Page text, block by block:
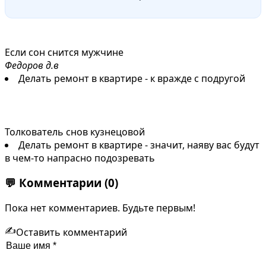
Если сон снится мужчине
Федоров д.в
Делать ремонт в квартире - к вражде с подругой
Толкователь снов кузнецовой
Делать ремонт в квартире - значит, наяву вас будут
в чем-то напрасно подозревать
💬 Комментарии (0)
Пока нет комментариев. Будьте первым!
✍️Оставить комментарий